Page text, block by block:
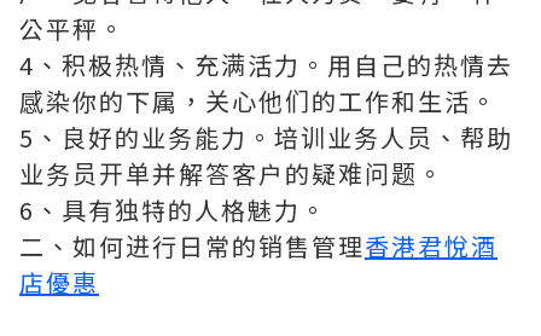
公平秤。
4、积极热情、充满活力。用自己的热情去
感染你的下属，关心他们的工作和生活。
5、良好的业务能力。培训业务人员、帮助
业务员开单并解答客户的疑难问题。
6、具有独特的人格魅力。
二、如何进行日常的销售管理香港君悅酒
店優惠